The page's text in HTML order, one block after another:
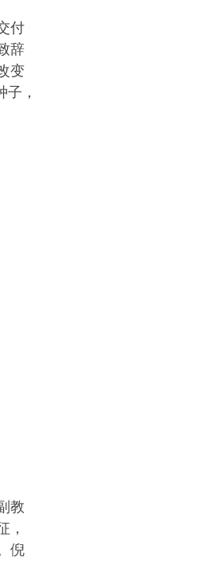
付
辞
变
，
教
，
倪